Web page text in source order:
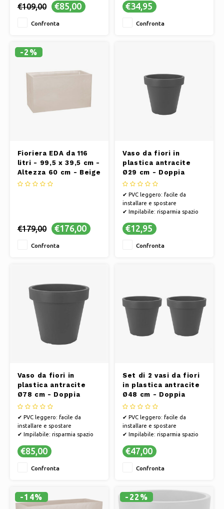
€109,00 €85,00
Confronta
✔ Facile da pulire e
€34,95
Confronta
-2%
Fioriera EDA da 116
litri - 99,5 x 39,5 cm -
Altezza 60 cm - Beige
€179,00 €176,00
Confronta
Vaso da fiori in
plastica antracite
Ø29 cm - Doppia
parete - Altezza 26
cm
✔ PVC leggero: facile da
installare e spostare
✔ Impilabile: risparmia spazio
altri spazi di stoccaggio
maggiore resistenza
€12,95
Confronta
Vaso da fiori in
plastica antracite
Ø78 cm - Doppia
parete - Altezza 67
cm
✔ PVC leggero: facile da
installare e spostare
✔ Impilabile: risparmia spazio
altri spazi di stoccaggio
maggiore resistenza
plastica r
€85,00
Confronta
Set di 2 vasi da fiori
in plastica antracite
Ø48 cm - Doppia
parete - Altezza 43
cm
✔ PVC leggero: facile da
installare e spostare
✔ Impilabile: risparmia spazio
altri spazi di stoccaggio
maggiore resistenza
plastica r
€47,00
Confronta
-14% -22%